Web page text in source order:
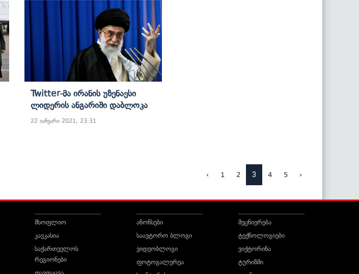
Twitter-Მა Ირანის Უზენაესი
Ლიდერის Ანგარიში Დაბლოკა
22 იანვარი 2021, 23:31
‹ 1 2 3 4 5 ›
მსოფლიო
კავკასია
საქართველოს
რეგიონები
ანონსები
საავტორო ბლოგი
ვიდეობლოგი
ფოტოგალერეა
მეცნიერება
ტექნოლოგიები
ვიქტორინა
ტურიზმი